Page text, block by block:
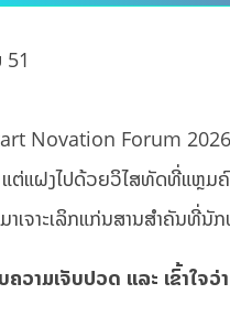
Novation Forum
ຕ່ແຝງໄປດ້ວຍວິໄສທັດທີ່ແຫຼມ
ມາເຈາະເລິກແກ່ນສານສຳຄັນທີ່
ວາມເຈັບປວດ ແລະ ເຂົ້າໃຈ